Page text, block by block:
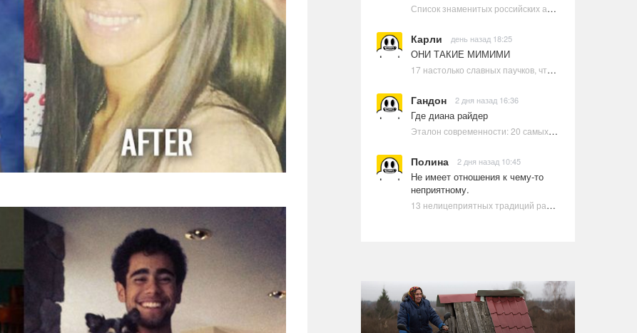
Список знаменитых российских артистов-евреев | Ультрамарин
Карли день назад 18:25
ОНИ ТАКИЕ МИМИМИ
17 настолько славных паучков, что даже у арахнофобов появится желание их погладить
Гандон 2 дня назад 16:36
Где диана райдер
Эталон современности: 20 самых красивых и привлекательных актрис Голливуда, по мнению Google | Ультрамарин
Полина 2 дня назад 10:45
Не имеет отношения к чему-то
неприятному.
13 нелицеприятных традиций разных стран, которые могут шокировать неподготовленного человека